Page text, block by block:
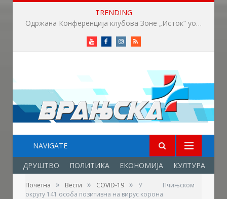
TRENDING
Вучић: Расписивање избора за који дан или недељу
YoutubeFacebookInstagram
RSS
NAVIGATE
ДРУШТВО ПОЛИТИКА ЕКОНОМИЈА КУЛТУРА
Почетна » Вести » COVID-19 »
У Пчињском
округу 141 особа позитивна на вирус корона